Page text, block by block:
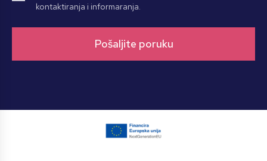
kontaktiranja i informaranja.